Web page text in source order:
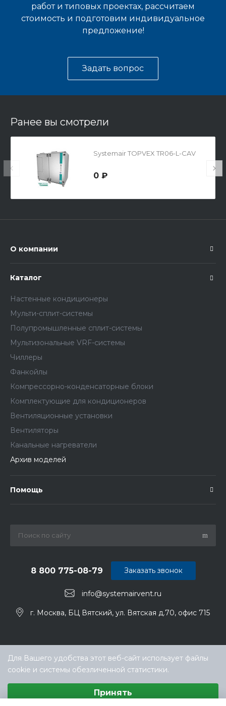
работ и типовых проектах, рассчитаем
стоимость и подготовим индивидуальное
предложение!
Задать вопрос
Ранее вы смотрели
Systemair TOPVEX TR06-L-CAV
0 ₽
О компании
Каталог
Настенные кондиционеры
Мульти-сплит-системы
Полупромышленные сплит-системы
Мультизональные VRF-системы
Чиллеры
Фанкойлы
Компрессорно-конденсаторные блоки
Комплектующие для кондиционеров
Вентиляционные установки
Вентиляторы
Канальные нагреватели
Архив моделей
Помощь
info@systemairvent.ru
8 800 775-08-79
г. Москва, БЦ Вятский, ул. Вятская д.70, офис 715
Заказать звонок
Для Вашего удобства этот веб-сайт использует файлы
cookie и системы обезличенной статистики.
Принять